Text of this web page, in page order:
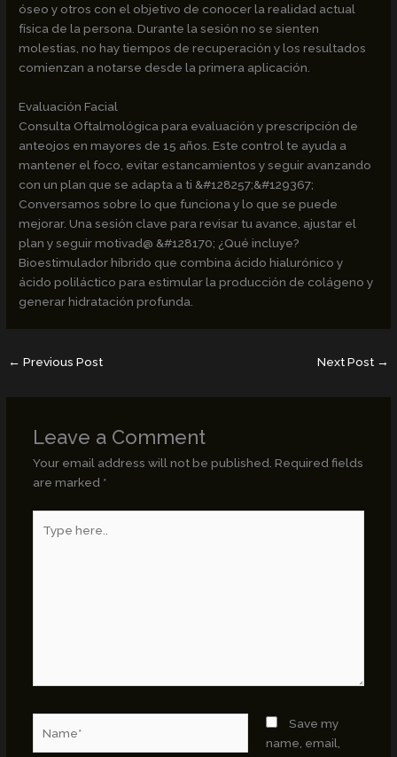
óseo y otros con el objetivo de conocer la realidad actual
física de la persona. Durante la sesión no se sienten
molestias, no hay tiempos de recuperación y los resultados
comienzan a notarse desde la primera aplicación.
Evaluación Facial
Consulta Oftalmológica para evaluación y prescripción de
anteojos en mayores de 15 años. Este control te ayuda a
mantener el foco, evitar estancamientos y seguir avanzando
con un plan que se adapta a ti &#128257;&#129367;
Conversamos sobre lo que funciona y lo que se puede
mejorar. Una sesión clave para revisar tu avance, ajustar el
plan y seguir motivad@ &#128170; ¿Qué incluye?
Bioestimulador híbrido que combina ácido hialurónico y
ácido poliláctico para estimular la producción de colágeno y
generar hidratación profunda.
← Previous Post Next Post →
Leave a Comment
Your email address will not be published. Required fields
are marked *
here..
Save my
name, email,